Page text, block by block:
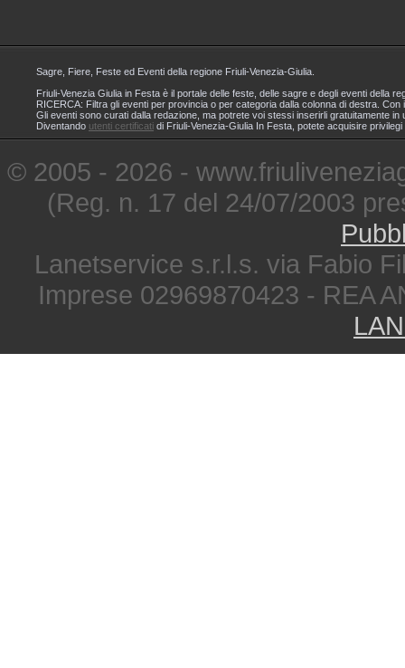
Sagre, Fiere, Feste ed Eventi della regione Friuli-Venezia-Giulia.
Friuli-Venezia Giulia in Festa è il portale delle feste, delle sagre e degli eventi della
RICERCA: Filtra gli eventi per provincia o per categoria dalla colonna di destra.
Gli eventi sono curati dalla redazione, ma potrete voi stessi inserirli gratuitamente
Diventando utenti certificati di Friuli-Venezia-Giulia In Festa, potete acquisire
© 2005 - 2026 -
(Reg. n. 17 del 24/07/2003
Lanetservice s.r.l.s. via Fabio
Imprese 02969870423 - REA